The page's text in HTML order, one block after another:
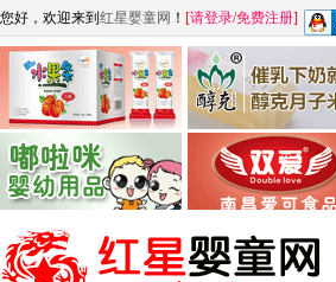
您好，欢迎来到 红星婴童网 ！ [请登录/免费注册]
江西麦嘟嘟食品有限公司
青岛嘟啦咪婴幼儿用品公司
江西醇之客月子米酒